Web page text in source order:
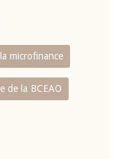
microfinance
de la BCEAO